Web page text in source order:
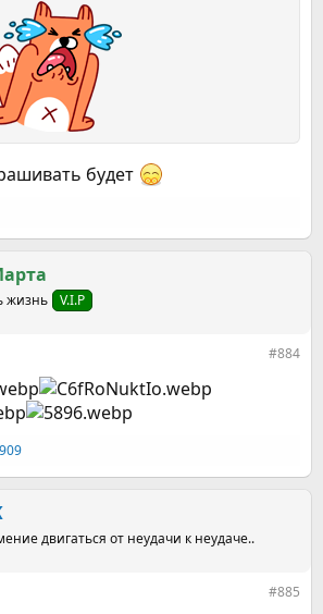
будет
жизнь V.I.P
#884
двигаться от неудачи к неудаче..
#885